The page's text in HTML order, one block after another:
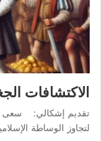
الاكتشافات
تقديم إشكالي: سعى
لتجاوز الوساطة